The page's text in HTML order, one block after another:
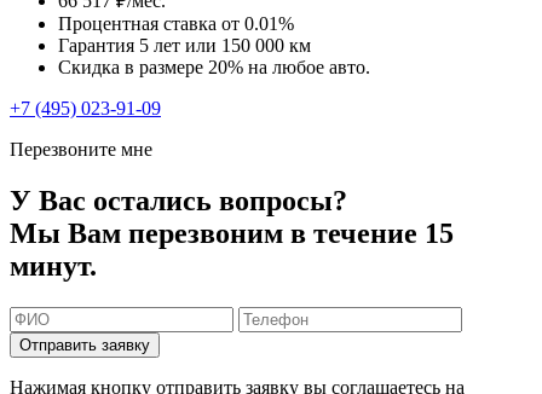
Процентная ставка от 0.01%
Гарантия 5 лет или 150 000 км
Скидка в размере 20% на любое авто.
+7 (495) 023-91-09
Перезвоните мне
У Вас остались вопросы?
Мы Вам перезвоним в течение 15
минут.
Отправить заявку
Нажимая кнопку отправить заявку вы соглашаетесь на